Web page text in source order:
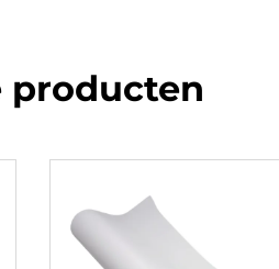
producten